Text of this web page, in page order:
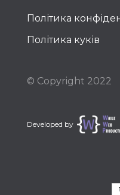
Політика
Політика куків
Developed by
© Copyright 2022